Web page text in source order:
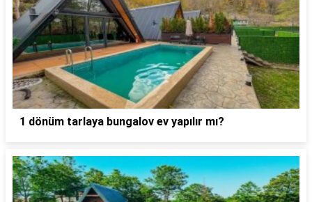
1 dönüm tarlaya bungalov ev yapılır mı?